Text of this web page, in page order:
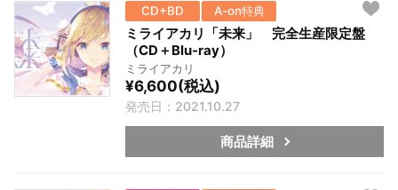
CD+BD A-on特典
ミライアカリ「未来」 完全生産限定盤
（CD＋Blu-ray）
ミライアカリ
¥6,600(税込)
発売日：2021.10.27
商品詳細